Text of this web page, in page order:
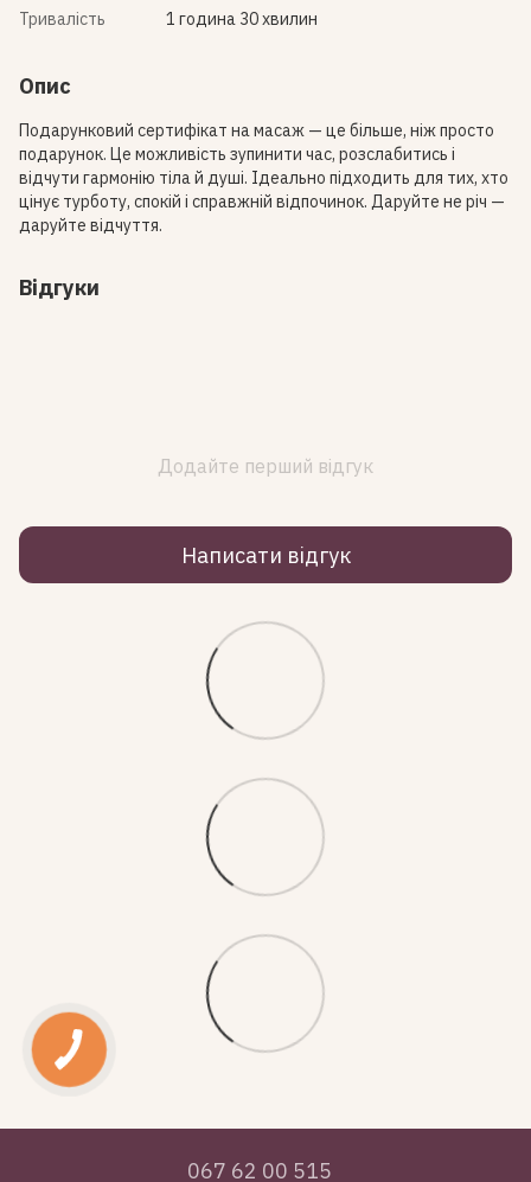
Тривалість
1 година 30 хвилин
Опис
Подарунковий сертифікат на масаж — це більше, ніж просто
подарунок. Це можливість зупинити час, розслабитись і
відчути гармонію тіла й душі. Ідеально підходить для тих, хто
цінує турботу, спокій і справжній відпочинок. Даруйте не річ —
даруйте відчуття.
Відгуки
Додайте перший відгук
Написати відгук
067 62 00 515